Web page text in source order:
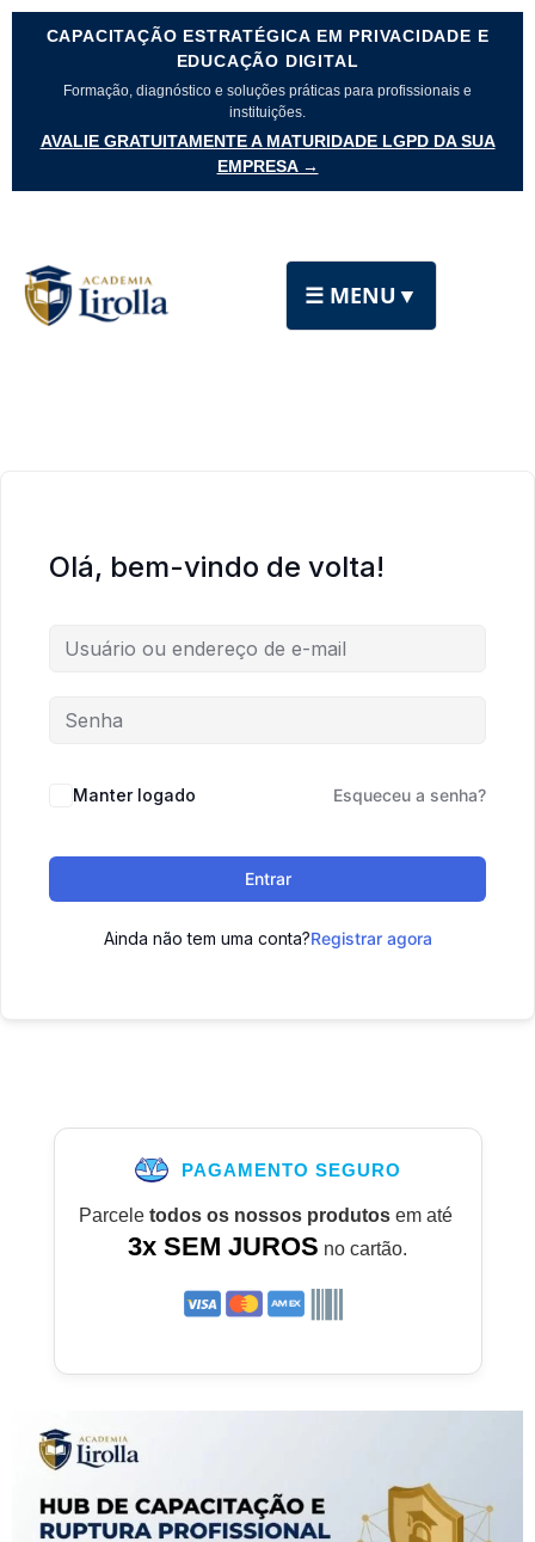
CAPACITAÇÃO ESTRATÉGICA EM PRIVACIDADE E
EDUCAÇÃO DIGITAL
Formação, diagnóstico e soluções práticas para profissionais e
instituições.
AVALIE GRATUITAMENTE A MATURIDADE LGPD DA SUA
EMPRESA →
☰ MENU ▼
Olá, bem-vindo de volta!
Manter logado Esqueceu a senha?
Entrar
Ainda não tem uma conta?Registrar agora
PAGAMENTO SEGURO
Parcele todos os nossos produtosem até
3x SEM JUROS no cartão.